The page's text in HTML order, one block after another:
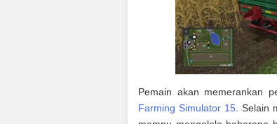
Pemain akan memerankan
Farming Simulator 15 .